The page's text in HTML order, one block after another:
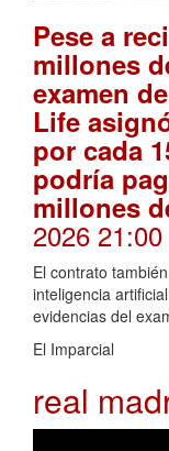
Pese a
millones
examen
Life
por cada
podría
millones
2026 21:00
El contrato
inteligencia
evidencias del
El Imparcial
real